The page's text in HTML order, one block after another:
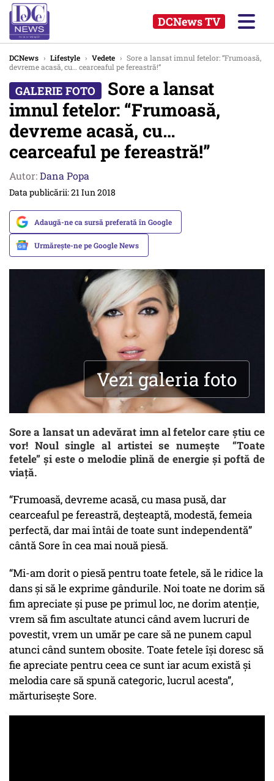
DCNews TV
DCNews › Lifestyle › Vedete › Sore a lansat imnul fetelor: “Frumoasă,
devreme acasă, cu… cearceaful pe fereastră!”
Sore a lansat
imnul fetelor: “Frumoasă,
devreme acasă, cu…
cearceaful pe fereastră!”
Autor:Dana Popa
Data publicării: 21 Iun 2018
Adaugă-ne ca sursă preferată în Google
Urmărește-ne pe Google News
Vezi galeria foto
Sore a lansat un adevărat imn al fetelor care știu ce
vor! Noul single al artistei se numește “Toate
fetele” și este o melodie plină de energie și poftă de
viață.
“Frumoasă, devreme acasă, cu masa pusă, dar
cearceaful pe fereastră, deșteaptă, modestă, femeia
perfectă, dar mai întâi de toate sunt independentă”
cântă Sore în cea mai nouă piesă.
“Mi-am dorit o piesă pentru toate fetele, să le ridice la
dans și să le exprime gândurile. Noi toate ne dorim să
fim apreciate și puse pe primul loc, ne dorim atenție,
vrem să fim ascultate atunci când avem lucruri de
povestit, vrem un umăr pe care să ne punem capul
atunci când suntem obosite. Toate fetele își doresc să
fie apreciate pentru ceea ce sunt iar acum există și
melodia care să spună categoric, lucrul acesta”,
mărturisește Sore.